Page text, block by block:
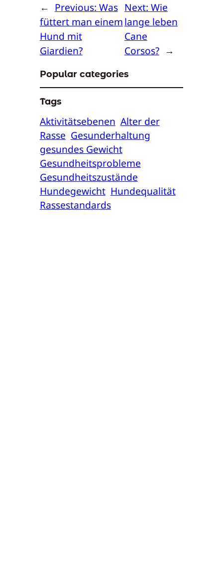
← Previous: Was
füttert man einem
Hund mit
Giardien?
Next: Wie
lange leben
Cane
Corsos? →
Popular categories
Tags
Aktivitätsebenen Alter der
Rasse Gesunderhaltung
gesundes Gewicht
Gesundheitsprobleme
Gesundheitszustände
Hundegewicht Hundequalität
Rassestandards